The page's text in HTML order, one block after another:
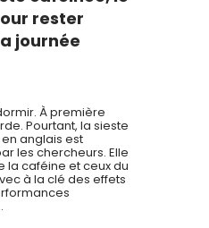
rester
journée
À première
Pourtant, la sieste
anglais est
les chercheurs. Elle
la caféine et ceux du
à la clé des effets